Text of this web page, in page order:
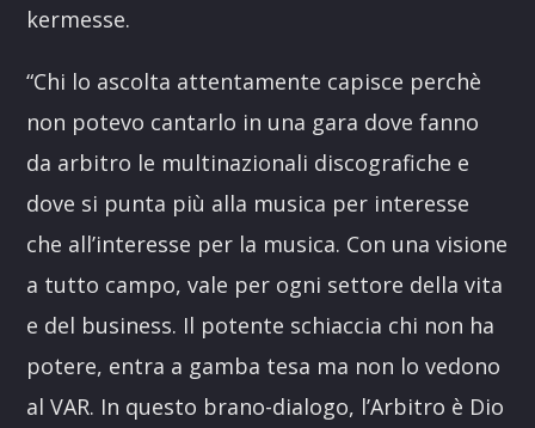
kermesse.
“Chi lo ascolta attentamente capisce perchè
non potevo cantarlo in una gara dove fanno
da arbitro le multinazionali discografiche e
dove si punta più alla musica per interesse
che all’interesse per la musica. Con una visione
a tutto campo, vale per ogni settore della vita
e del business. Il potente schiaccia chi non ha
potere, entra a gamba tesa ma non lo vedono
al VAR. In questo brano-dialogo, l’Arbitro è Dio